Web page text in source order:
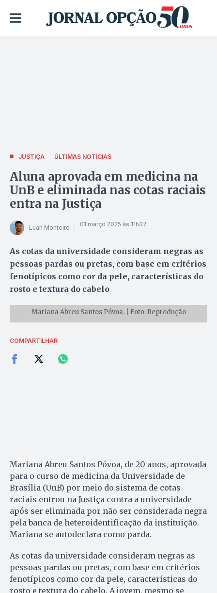
JUSTIÇA ÚLTIMAS NOTÍCIAS
Aluna aprovada em medicina na
UnB e eliminada nas cotas raciais
entra na Justiça
Luan Monteiro 01 março 2025 às 11h37
As cotas da universidade consideram negras as
pessoas pardas ou pretas, com base em critérios
fenotípicos como cor da pele, características do
rosto e textura do cabelo
Mariana Abreu Santos Póvoa. | Foto: Reprodução
COMPARTILHAR
Mariana Abreu Santos Póvoa, de 20 anos, aprovada
para o curso de medicina da Universidade de
Brasília (UnB) por meio do sistema de cotas
raciais entrou na Justiça contra a universidade
após ser eliminada por não ser considerada negra
pela banca de heteroidentificação da instituição.
Mariana se autodeclara como parda.
As cotas da universidade consideram negras as
pessoas pardas ou pretas, com base em critérios
fenotípicos como cor da pele, características do
rosto e textura do cabelo. A jovem, mesmo se